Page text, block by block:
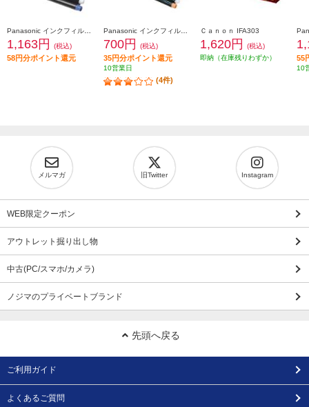
1,163円 (税込)
58円分ポイント還元
700円 (税込)
35円分ポイント還元
10営業日
(4件)
Ｃａｎｏｎ IFA303
1,620円
(税込)
即納（在庫残りわずか）
55
10
メルマガ 旧Twitter Instagram
WEB限定クーポン
アウトレット掘り出し物
中古(PC/スマホ/カメラ)
ノジマのプライベートブランド
先頭へ戻る
ご利用ガイド
よくあるご質問